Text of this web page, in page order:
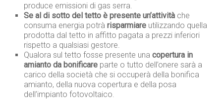
produce emissioni di gas serra.
Se al di sotto del tetto è presente un’attività che
consuma energia potràrisparmiare utilizzando quella
prodotta dal tetto in affitto pagata a prezzi inferiori
rispetto a qualsiasi gestore.
Qualora sul tetto fosse presente unacopertura in
amianto da bonificare parte o tutto dell’onere sarà a
carico della società che si occuperà della bonifica
amianto, della nuova copertura e della posa
dell’impianto fotovoltaico.